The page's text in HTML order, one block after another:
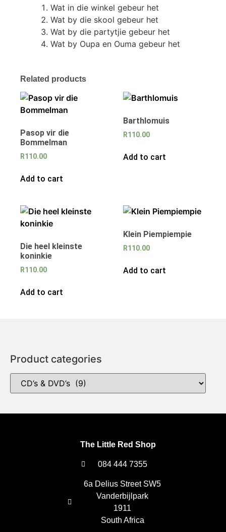
Wat in die winkel gebeur het
Wat by die skool gebeur het
Wat by die partytjie gebeur het
Wat by Oupa en Ouma gebeur het
Related products
Pasop vir die
Bommelman
R110.00
Add to cart
Barthlomuis
R110.00
Add to cart
Die heel kleinste
koninkie
R110.00
Add to cart
Klein Piempiempie
R110.00
Add to cart
Product categories
The Little Red Shop
084 444 7355
6a Delius Street SW5
Vanderbijlpark
1911
South Africa